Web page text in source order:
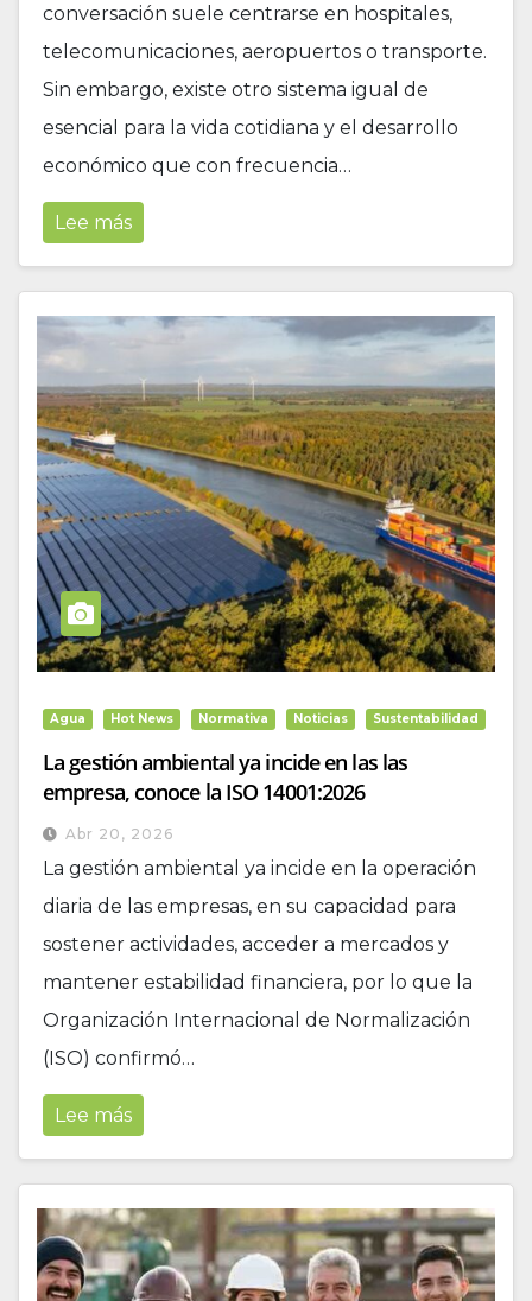
conversación suele centrarse en hospitales,
telecomunicaciones, aeropuertos o transporte.
Sin embargo, existe otro sistema igual de
esencial para la vida cotidiana y el desarrollo
económico que con frecuencia…
Lee más
Agua Hot News Normativa Noticias Sustentabilidad
La gestión ambiental ya incide en las las
empresa, conoce la ISO 14001:2026
Abr 20, 2026
La gestión ambiental ya incide en la operación
diaria de las empresas, en su capacidad para
sostener actividades, acceder a mercados y
mantener estabilidad financiera, por lo que la
Organización Internacional de Normalización
(ISO) confirmó…
Lee más